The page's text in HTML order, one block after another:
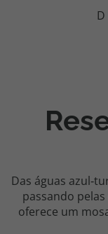
Apoio ao cliente
Custo de uma
Apoio ao cliente
218 925 471
Custo de uma
Das águas
passando
oferece um